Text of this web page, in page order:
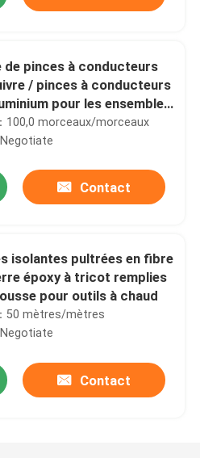
de pinces à conducteurs
/ pinces à conducteurs
pour les ensembles
100,0 morceaux/morceaux
Contact
isolantes pultrées en fibre
époxy à tricot remplies
pour outils à chaud
50 mètres/mètres
Negotiate
Contact